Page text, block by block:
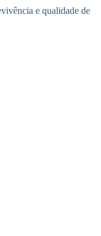
e qualidade de